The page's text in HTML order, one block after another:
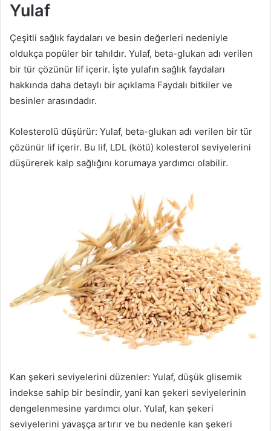
Yulaf
Çeşitli sağlık faydaları ve besin değerleri nedeniyle
oldukça popüler bir tahıldır. Yulaf, beta-glukan adı verilen
bir tür çözünür lif içerir. İşte yulafın sağlık faydaları
hakkında daha detaylı bir açıklama Faydalı bitkiler ve
besinler arasındadır.
Kolesterolü düşürür: Yulaf, beta-glukan adı verilen bir tür
çözünür lif içerir. Bu lif, LDL (kötü) kolesterol seviyelerini
düşürerek kalp sağlığını korumaya yardımcı olabilir.
Kan şekeri seviyelerini düzenler: Yulaf, düşük glisemik
indekse sahip bir besindir, yani kan şekeri seviyelerinin
dengelenmesine yardımcı olur. Yulaf, kan şekeri
seviyelerini yavaşça artırır ve bu nedenle kan şekeri